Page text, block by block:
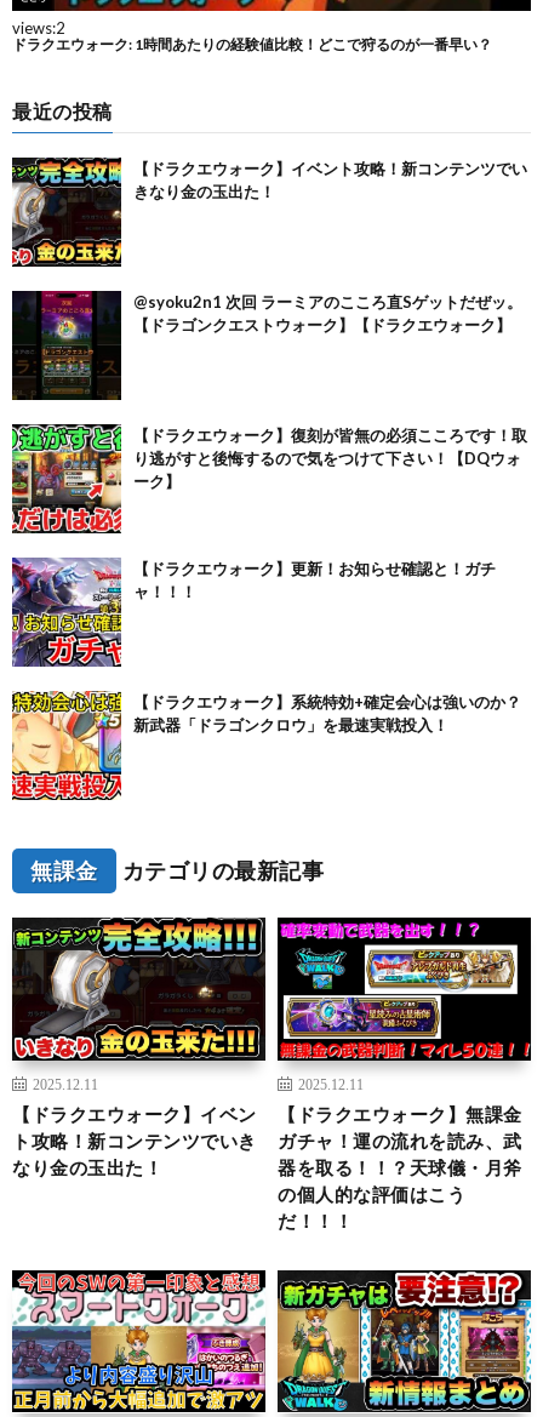
最近の投稿
【ドラクエウォーク】イベント攻略！新コンテンツでい
きなり金の玉出た！
@syoku2n1 次回 ラーミアのこころ直Sゲットだぜッ。
【ドラゴンクエストウォーク】【ドラクエウォーク】
【ドラクエウォーク】復刻が皆無の必須こころです！取
り逃がすと後悔するので気をつけて下さい！【DQウォ
ーク】
【ドラクエウォーク】更新！お知らせ確認と！ガチ
ャ！！！
【ドラクエウォーク】系統特効+確定会心は強いのか？
新武器「ドラゴンクロウ」を最速実戦投入！
無課金 カテゴリの最新記事
2025.12.11
【ドラクエウォーク】イベン
ト攻略！新コンテンツでいき
なり金の玉出た！
2025.12.11
【ドラクエウォーク】無課金
ガチャ！運の流れを読み、武
器を取る！！？天球儀・月斧
の個人的な評価はこう
だ！！！